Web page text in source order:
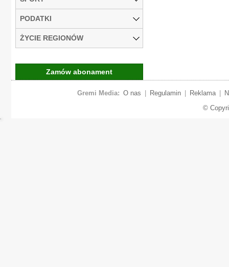
PODATKI
ŻYCIE REGIONÓW
Zamów abonament
Gremi Media: O nas Regulamin Reklama
©